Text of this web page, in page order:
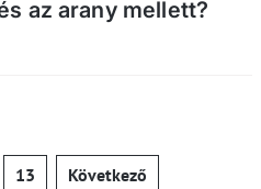
az arany mellett?
13 Következő